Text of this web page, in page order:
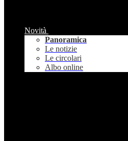
Novità
Panoramica
Le notizie
Le circolari
Albo online